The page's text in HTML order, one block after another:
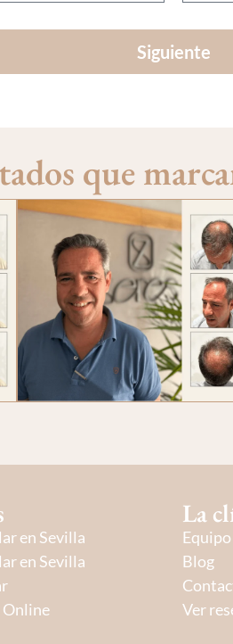
Siguiente
que
en Sevilla
en Sevilla
La
Equipo
Blog
Ver